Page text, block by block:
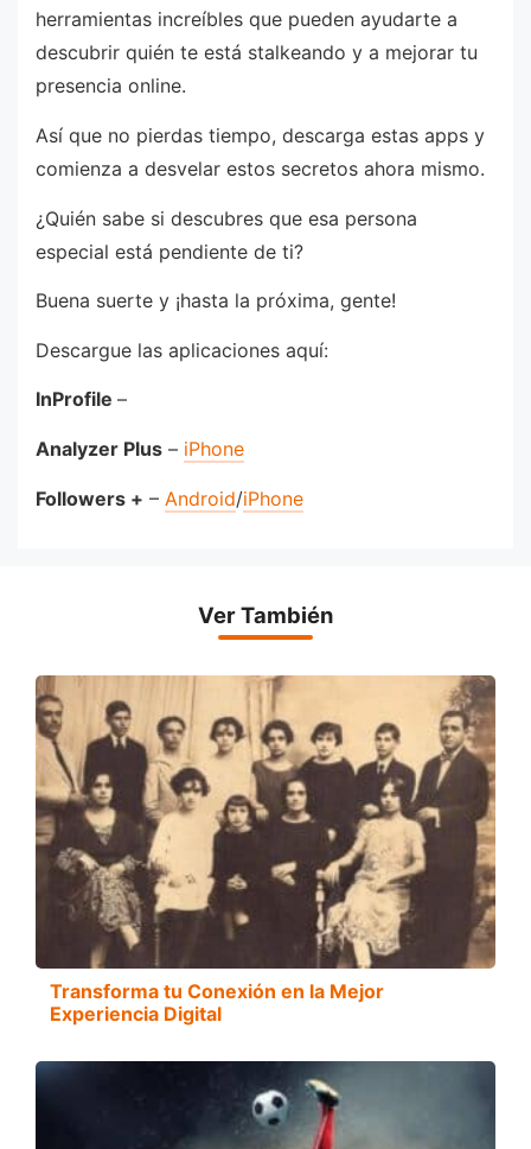
herramientas increíbles que pueden ayudarte a
descubrir quién te está stalkeando y a mejorar tu
presencia online.
Así que no pierdas tiempo, descarga estas apps y
comienza a desvelar estos secretos ahora mismo.
¿Quién sabe si descubres que esa persona
especial está pendiente de ti?
Buena suerte y ¡hasta la próxima, gente!
Descargue las aplicaciones aquí:
InProfile –
Analyzer Plus – iPhone
Followers + – Android/iPhone
Ver También
Transforma tu Conexión en la Mejor
Experiencia Digital